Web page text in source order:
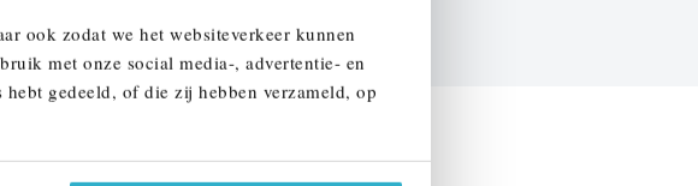
ook zodat we het websiteverkeer kunnen
met onze social media-, advertentie- en
gedeeld, of die zij hebben verzameld, op